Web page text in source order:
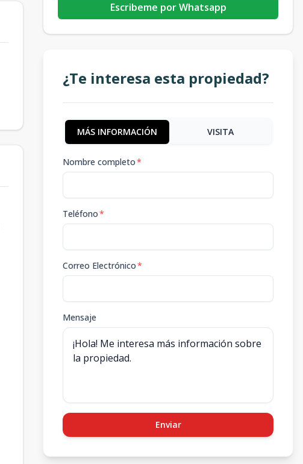
Escribeme por Whatsapp
¿Te interesa esta propiedad?
MÁS INFORMACIÓN VISITA
Nombre completo*
Teléfono*
Correo Electrónico*
Mensaje
Enviar